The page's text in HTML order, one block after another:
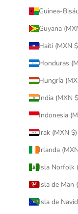
Haití
India
Irak (MXN $)